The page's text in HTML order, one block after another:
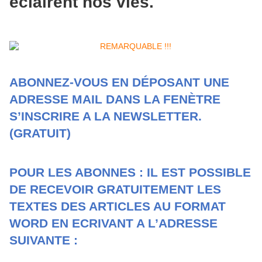
ABONNEZ-VOUS EN DÉPOSANT UNE
ADRESSE MAIL DANS LA FENÈTRE
S’INSCRIRE A LA NEWSLETTER.
(GRATUIT)
POUR LES ABONNES : IL EST POSSIBLE
DE RECEVOIR GRATUITEMENT LES
TEXTES DES ARTICLES AU FORMAT
WORD EN ECRIVANT A L’ADRESSE
SUIVANTE :